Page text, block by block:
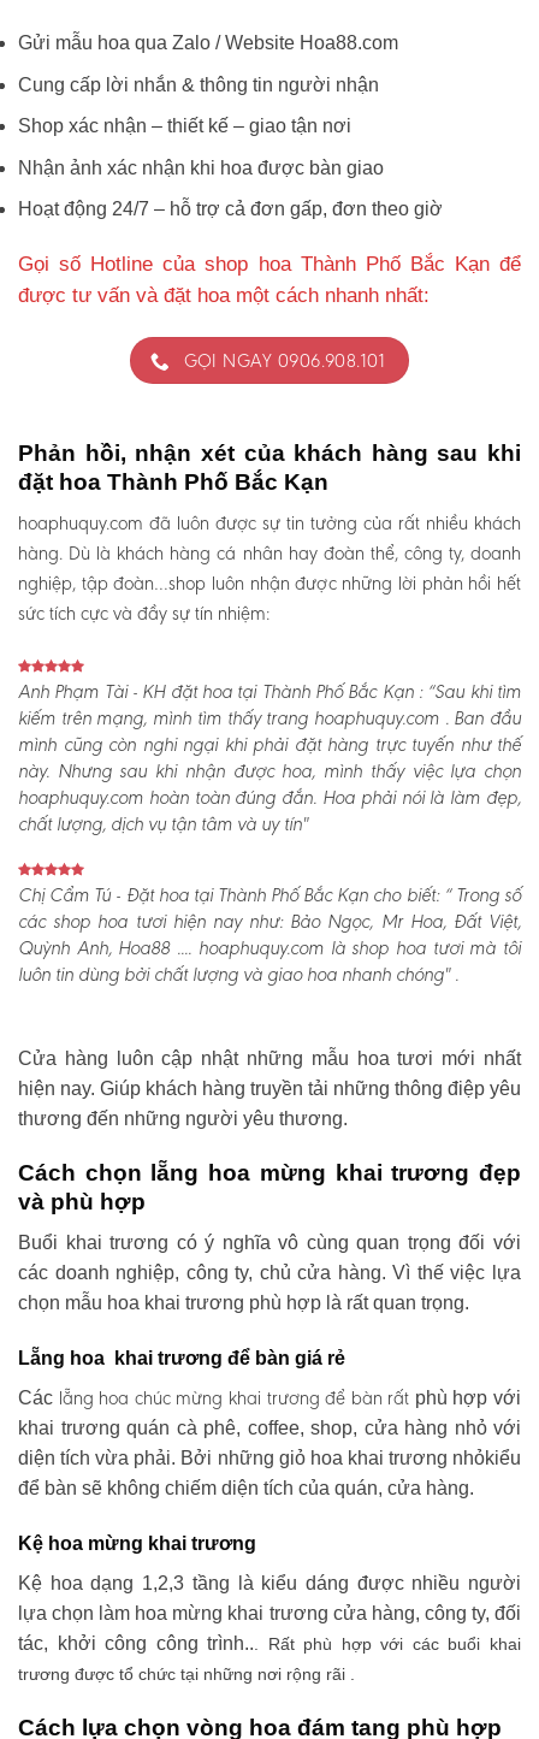
Gửi mẫu hoa qua Zalo / Website Hoa88.com
Cung cấp lời nhắn & thông tin người nhận
Shop xác nhận – thiết kế – giao tận nơi
Nhận ảnh xác nhận khi hoa được bàn giao
Hoạt động 24/7 – hỗ trợ cả đơn gấp, đơn theo giờ
Gọi số Hotline của shop hoa Thành Phố Bắc Kạn để
được tư vấn và đặt hoa một cách nhanh nhất:
GỌI NGAY 0906.908.101
Phản hồi, nhận xét của khách hàng sau khi
đặt hoa Thành Phố Bắc Kạn
hoaphuquy.com đã luôn được sự tin tưởng của rất nhiều khách
hàng. Dù là khách hàng cá nhân hay đoàn thể, công ty, doanh
nghiệp, tập đoàn…shop luôn nhận được những lời phản hồi hết
sức tích cực và đầy sự tín nhiệm:
Anh Phạm Tài - KH đặt hoa tại Thành Phố Bắc Kạn :“Sau khi tìm
kiếm trên mạng, mình tìm thấy trang hoaphuquy.com . Ban đầu
mình cũng còn nghi ngại khi phải đặt hàng trực tuyến như thế
này. Nhưng sau khi nhận được hoa, mình thấy việc lựa chọn
hoaphuquy.com hoàn toàn đúng đắn. Hoa phải nói là làm đẹp,
chất lượng, dịch vụ tận tâm và uy tín"
Chị Cẩm Tú - Đặt hoa tại Thành Phố Bắc Kạn cho biết:“ Trong số
các shop hoa tươi hiện nay như: Bảo Ngọc, Mr Hoa, Đất Việt,
Quỳnh Anh, Hoa88 .... hoaphuquy.com là shop hoa tươi mà tôi
luôn tin dùng bởi chất lượng và giao hoa nhanh chóng" .
Cửa hàng luôn cập nhật những mẫu hoa tươi mới nhất
hiện nay. Giúp khách hàng truyền tải những thông điệp yêu
thương đến những người yêu thương.
Cách chọn lẵng hoa mừng khai trương đẹp
và phù hợp
Buổi khai trương có ý nghĩa vô cùng quan trọng đối với
các doanh nghiệp, công ty, chủ cửa hàng. Vì thế việc lựa
chọn mẫu hoa khai trương phù hợp là rất quan trọng.
Lẵng hoa khai trương để bàn giá rẻ
Các lẵng hoa chúc mừng khai trương để bàn rất phù hợp với
khai trương quán cà phê, coffee, shop, cửa hàng nhỏ với
diện tích vừa phải. Bởi những giỏ hoa khai trương nhỏkiểu
để bàn sẽ không chiếm diện tích của quán, cửa hàng.
Kệ hoa mừng khai trương
Kệ hoa dạng 1,2,3 tầng là kiểu dáng được nhiều người
lựa chọn làm hoa mừng khai trương cửa hàng, công ty, đối
tác, khởi công công trình.. . Rất phù hợp với các buổi khai
trương được tổ chức tại những nơi rộng rãi .
Cách lựa chọn vòng hoa đám tang phù hợp